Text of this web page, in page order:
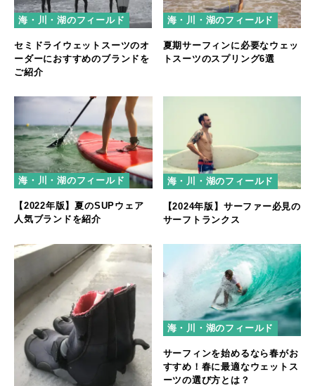
海・川・湖のフィールド
セミドライウェットスーツのオ
ーダーにおすすめのブランドを
ご紹介
海・川・湖のフィールド
夏期サーフィンに必要なウェッ
トスーツのスプリング6選
海・川・湖のフィールド
【2022年版】夏のSUPウェア
人気ブランドを紹介
海・川・湖のフィールド
【2024年版】サーファー必見の
サーフトランクス
海・川・湖のフィールド
サーフィンを始めるなら春がお
すすめ！春に最適なウェットス
ーツの選び方とは？